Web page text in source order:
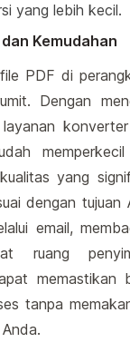
yang lebih kecil.
Kemudahan
PDF di
Dengan
yang
dengan tujuan
email,
ruang
memastikan
tanpa